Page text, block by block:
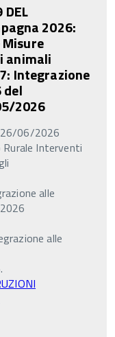
DEL
2026:
animali
Integrazione
2026
26/06/2026
Interventi
alle
alle